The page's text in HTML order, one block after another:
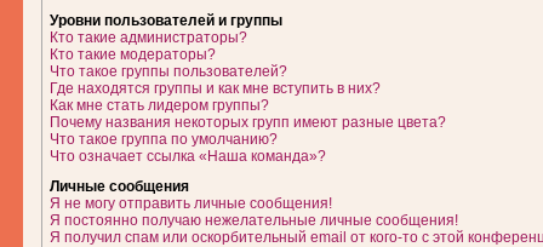
Уровни пользователей и группы
Кто такие администраторы?
Кто такие модераторы?
Что такое группы пользователей?
Где находятся группы и как мне вступить в них?
Как мне стать лидером группы?
Почему названия некоторых групп имеют разные цвета?
Что такое группа по умолчанию?
Что означает ссылка «Наша команда»?
Личные сообщения
Я не могу отправить личные сообщения!
Я постоянно получаю нежелательные личные сообщения!
Я получил спам или оскорбительный email от кого-то с этой